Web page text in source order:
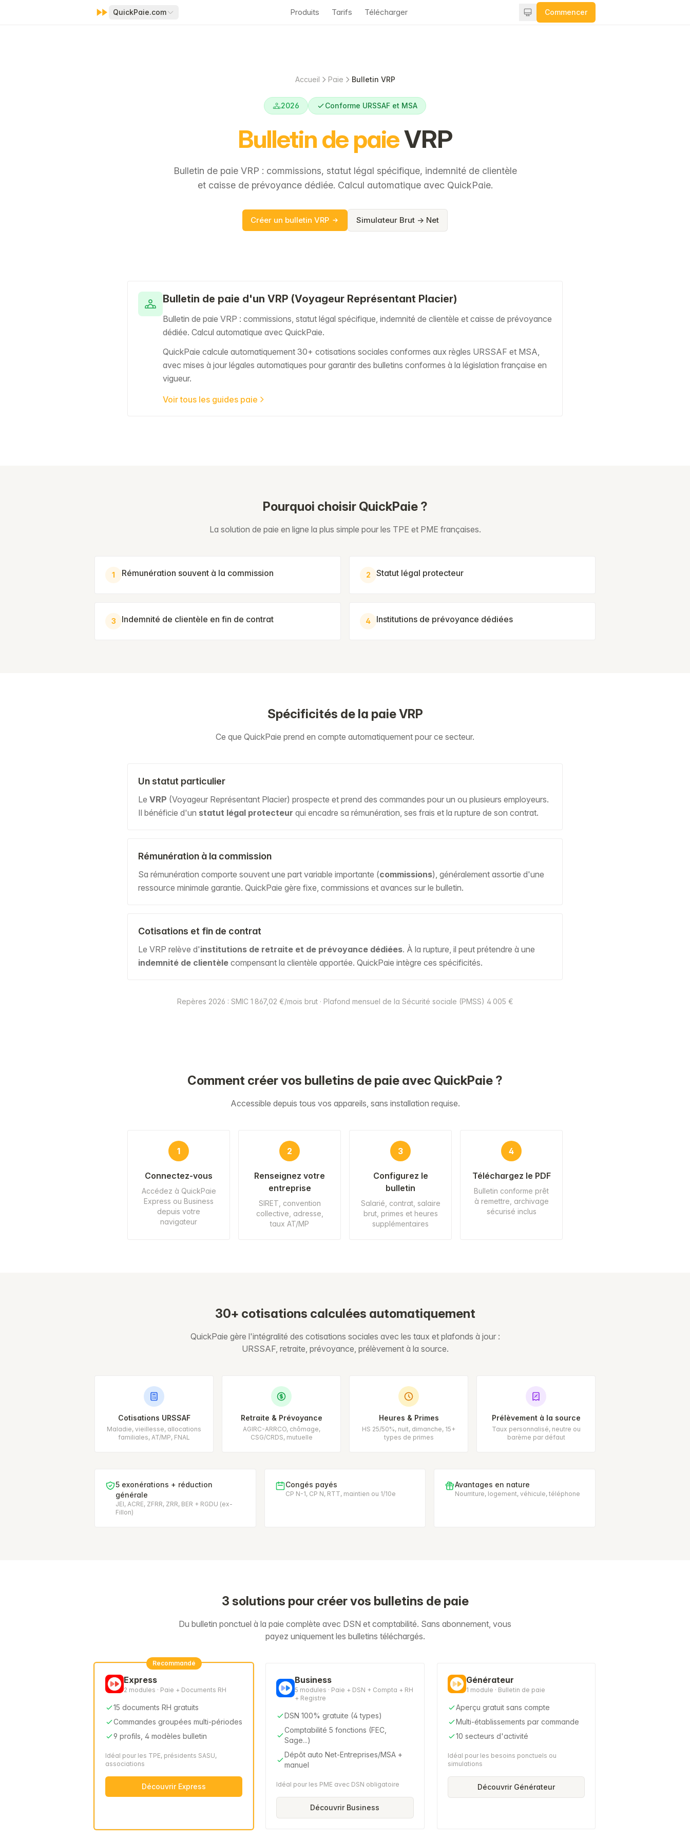
QuickPaie.com Produits Tarifs Télécharger Commencer
Accueil Paie Bulletin VRP
2026 Conforme URSSAF et MSA
Bulletin de paieVRP
Bulletin de paie VRP : commissions, statut légal spécifique, indemnité de clientèle
et caisse de prévoyance dédiée. Calcul automatique avec QuickPaie.
Créer un bulletin VRP Simulateur Brut → Net
Bulletin de paie d'un VRP (Voyageur Représentant Placier)
Bulletin de paie VRP : commissions, statut légal spécifique, indemnité de clientèle et caisse de prévoyance
dédiée. Calcul automatique avec QuickPaie.
QuickPaie calcule automatiquement 30+ cotisations sociales conformes aux règles URSSAF et MSA,
avec mises à jour légales automatiques pour garantir des bulletins conformes à la législation française en
vigueur.
Voir tous les guides paie
Pourquoi choisir QuickPaie ?
La solution de paie en ligne la plus simple pour les TPE et PME françaises.
1 Rémunération souvent à la commission 2 Statut légal protecteur
3 Indemnité de clientèle en fin de contrat 4 Institutions de prévoyance dédiées
Spécificités de la paie VRP
Ce que QuickPaie prend en compte automatiquement pour ce secteur.
Un statut particulier
Le VRP (Voyageur Représentant Placier) prospecte et prend des commandes pour un ou plusieurs employeurs.
Il bénéficie d'un statut légal protecteur qui encadre sa rémunération, ses frais et la rupture de son contrat.
Rémunération à la commission
Sa rémunération comporte souvent une part variable importante (commissions), généralement assortie d'une
ressource minimale garantie. QuickPaie gère fixe, commissions et avances sur le bulletin.
Cotisations et fin de contrat
Le VRP relève d'institutions de retraite et de prévoyance dédiées. À la rupture, il peut prétendre à une
indemnité de clientèle compensant la clientèle apportée. QuickPaie intègre ces spécificités.
Repères 2026 : SMIC 1 867,02 €/mois brut · Plafond mensuel de la Sécurité sociale (PMSS) 4 005 €
Comment créer vos bulletins de paie avec QuickPaie ?
Accessible depuis tous vos appareils, sans installation requise.
1
Connectez-vous
Accédez à QuickPaie
Express ou Business
depuis votre
navigateur
2
Renseignez votre
entreprise
SIRET, convention
collective, adresse,
taux AT/MP
3
Configurez le
bulletin
Salarié, contrat, salaire
brut, primes et heures
supplémentaires
4
Téléchargez le PDF
Bulletin conforme prêt
à remettre, archivage
sécurisé inclus
30+ cotisations calculées automatiquement
QuickPaie gère l'intégralité des cotisations sociales avec les taux et plafonds à jour :
URSSAF, retraite, prévoyance, prélèvement à la source.
Cotisations URSSAF
Maladie, vieillesse, allocations
familiales, AT/MP, FNAL
Retraite & Prévoyance
AGIRC-ARRCO, chômage,
CSG/CRDS, mutuelle
Heures & Primes
HS 25/50%, nuit, dimanche, 15+
types de primes
Prélèvement à la source
Taux personnalisé, neutre ou
barème par défaut
5 exonérations + réduction
générale
JEI, ACRE, ZFRR, ZRR, BER + RGDU (ex-
Fillon)
Congés payés
CP N-1, CP N, RTT, maintien ou 1/10e
Avantages en nature
Nourriture, logement, véhicule, téléphone
3 solutions pour créer vos bulletins de paie
Du bulletin ponctuel à la paie complète avec DSN et comptabilité. Sans abonnement, vous
payez uniquement les bulletins téléchargés.
Recommandé
Express
2 modules · Paie + Documents RH
15 documents RH gratuits
Commandes groupées multi-périodes
9 profils, 4 modèles bulletin
Idéal pour les TPE, présidents SASU,
associations
Découvrir Express
Business
5 modules · Paie + DSN + Compta + RH
+ Registre
DSN 100% gratuite (4 types)
Comptabilité 5 fonctions (FEC,
Sage...)
Dépôt auto Net-Entreprises/MSA +
manuel
Idéal pour les PME avec DSN obligatoire
Découvrir Business
Générateur
1 module · Bulletin de paie
Aperçu gratuit sans compte
Multi-établissements par commande
10 secteurs d'activité
Idéal pour les besoins ponctuels ou
simulations
Découvrir Générateur